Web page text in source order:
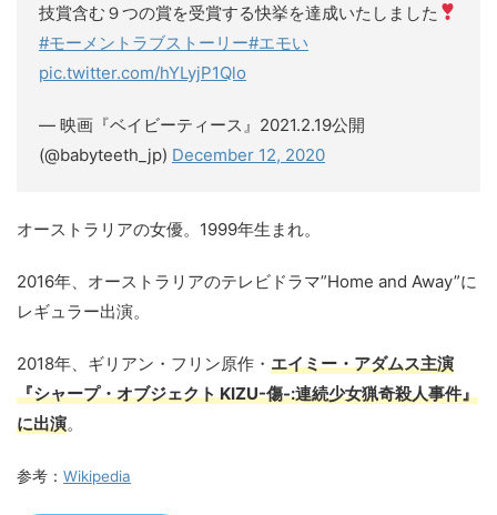
技賞含む９つの賞を受賞する快挙を達成いたしました
#モーメントラブストーリー#エモい
pic.twitter.com/hYLyjP1Qlo
— 映画『ベイビーティース』2021.2.19公開
(@babyteeth_jp) December 12, 2020
オーストラリアの女優。1999年生まれ。
2016年、オーストラリアのテレビドラマ”Home and Away”に
レギュラー出演。
2018年、ギリアン・フリン原作・ エイミー・アダムス主演
『シャープ・オブジェクト KIZU-傷-:連続少女猟奇殺人事件』
に出演。
参考： Wikipedia